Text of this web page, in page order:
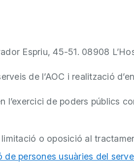
Espriu, 45-51. 08908
de l’AOC i realització
l’exercici de poders públics
o oposició al
de persones usuàries del